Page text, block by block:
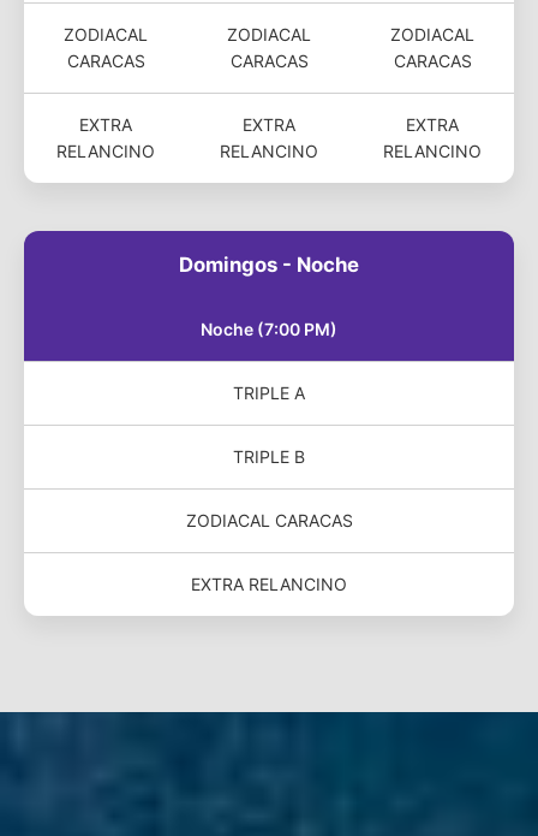
ZODIACAL
CARACAS
ZODIACAL
CARACAS
ZODIACAL
CARACAS
EXTRA
RELANCINO
EXTRA
RELANCINO
EXTRA
RELANCINO
Domingos - Noche
Noche (7:00 PM)
TRIPLE A
TRIPLE B
ZODIACAL CARACAS
EXTRA RELANCINO